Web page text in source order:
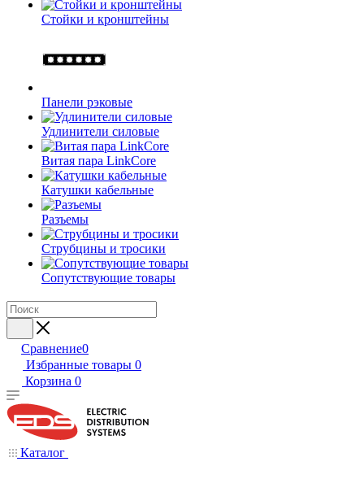
Стойки и кронштейны
Панели рэковые
Удлинители силовые
Витая пара LinkCore
Катушки кабельные
Разъемы
Струбцины и тросики
Сопутствующие товары
Сравнение0
Избранные товары 0
Корзина 0
Каталог